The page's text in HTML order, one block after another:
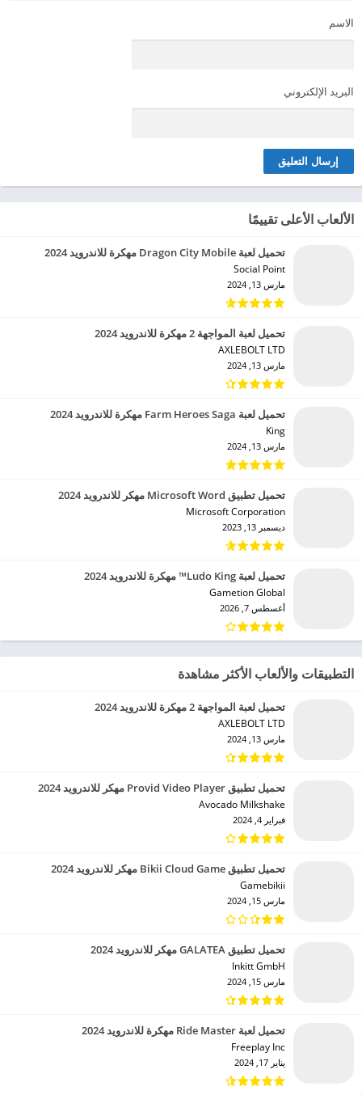
الاسم
البريد الإلكتروني
الألعاب الأعلى تقييمًا
تحميل لعبة Dragon City Mobile مهكرة للاندرويد 2024
Social Point‏
مارس 13, 2024
تحميل لعبة المواجهة 2 مهكرة للاندرويد 2024
AXLEBOLT LTD‏
مارس 13, 2024
تحميل لعبة Farm Heroes Saga مهكرة للاندرويد 2024
King‏
مارس 13, 2024
تحميل تطبيق Microsoft Word مهكر للاندرويد 2024
Microsoft Corporation‏
ديسمبر 13, 2023
تحميل لعبة Ludo King™ مهكرة للاندرويد 2024
Gametion Global‏
أغسطس 7, 2026
التطبيقات والألعاب الأكثر مشاهدة
تحميل لعبة المواجهة 2 مهكرة للاندرويد 2024
AXLEBOLT LTD‏
مارس 13, 2024
تحميل تطبيق Provid Video Player مهكر للاندرويد 2024
Avocado Milkshake‏
فبراير 4, 2024
تحميل تطبيق Bikii Cloud Game مهكر للاندرويد 2024
Gamebikii‏
مارس 15, 2024
تحميل تطبيق GALATEA مهكر للاندرويد 2024
Inkitt GmbH‏
مارس 15, 2024
تحميل لعبة Ride Master مهكرة للاندرويد 2024
Freeplay Inc‏
يناير 17, 2024